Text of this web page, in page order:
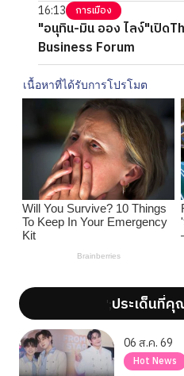
16:13 การเมือง
"อนุทิน-มิน ออง ไลง์"เปิด
Business Forum
';ประเด็นที่คุ
06 ส.ค. 69
Hot News